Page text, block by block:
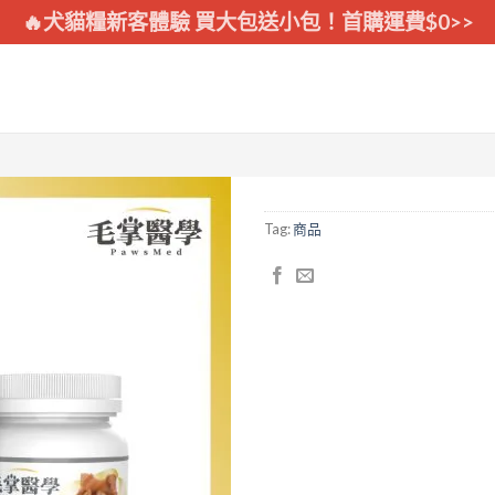
🔥犬貓糧新客體驗 買大包送小包！首購運費$0>>
Tag:商品